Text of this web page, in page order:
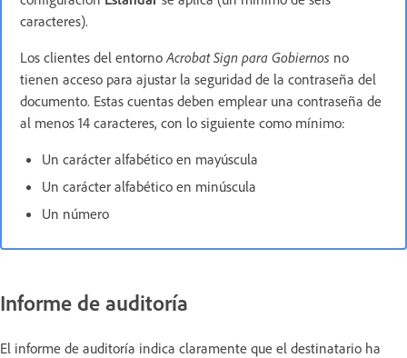
caracteres).
Los clientes del entorno Acrobat Sign para Gobiernos no
tienen acceso para ajustar la seguridad de la contraseña del
documento. Estas cuentas deben emplear una contraseña de
al menos 14 caracteres, con lo siguiente como mínimo:
Un carácter alfabético en mayúscula
Un carácter alfabético en minúscula
Un número
Informe de auditoría
El informe de auditoría indica claramente que el destinatario ha